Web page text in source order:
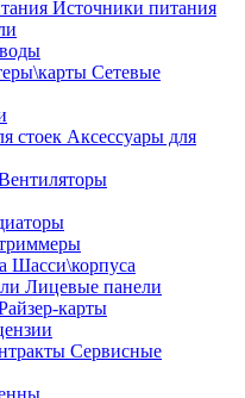
Источники питания
Сетевые
Аксессуары для
Шасси\корпуса
Лицевые панели
карты
Сервисные